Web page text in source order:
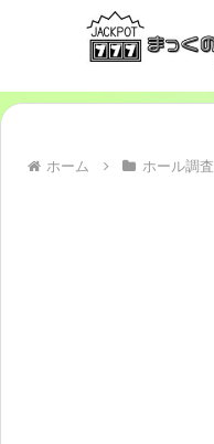
ホーム ホール調査